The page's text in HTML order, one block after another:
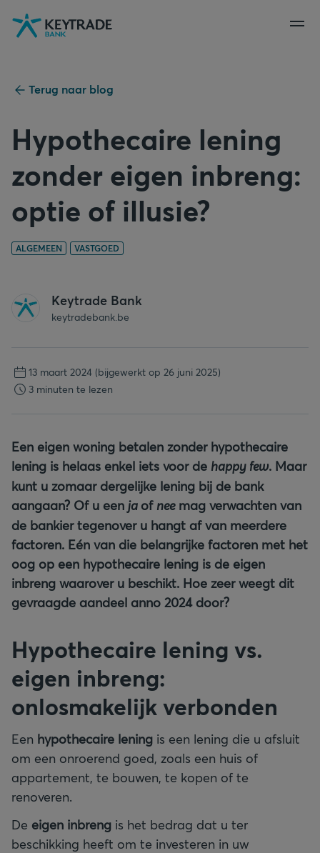
Naar
navigatie
Naar
aanmelden
Naar
inhoud
Terug naar blog
Hypothecaire lening
zonder eigen inbreng:
optie of illusie?
ALGEMEEN VASTGOED
Keytrade Bank
keytradebank.be
13 maart 2024 (bijgewerkt op 26 juni 2025)
3 minuten te lezen
Een eigen woning betalen zonder hypothecaire
lening is helaas enkel iets voor de happy few. Maar
kunt u zomaar dergelijke lening bij de bank
aangaan? Of u een ja of neemag verwachten van
de bankier tegenover u hangt af van meerdere
factoren. Eén van die belangrijke factoren met het
oog op een hypothecaire lening is de eigen
inbreng waarover u beschikt. Hoe zeer weegt dit
gevraagde aandeel anno 2024 door?
Hypothecaire lening vs.
eigen inbreng:
onlosmakelijk verbonden
Een hypothecaire lening is een lening die u afsluit
om een onroerend goed, zoals een huis of
appartement, te bouwen, te kopen of te
renoveren.
De eigen inbreng is het bedrag dat u ter
beschikking heeft om te investeren in uw